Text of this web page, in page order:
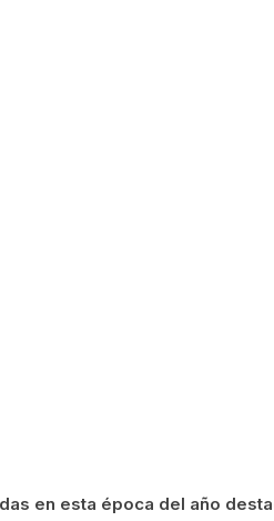
en esta época del año